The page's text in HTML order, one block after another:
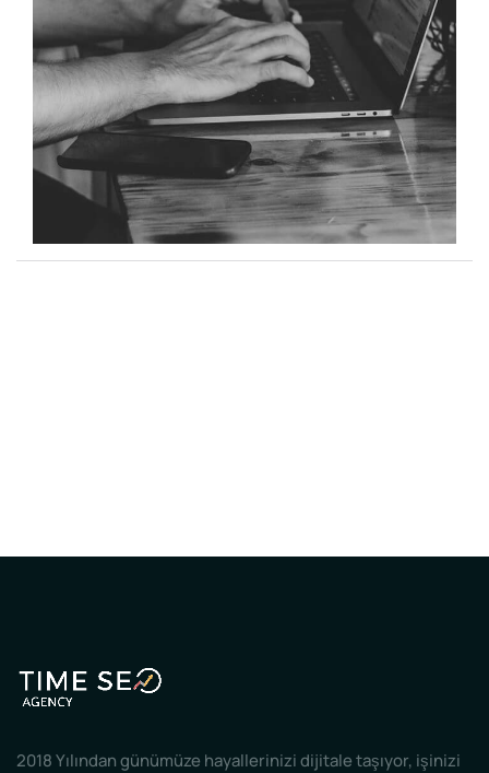
2018 Yılından günümüze hayallerinizi dijitale taşıyor, işinizi